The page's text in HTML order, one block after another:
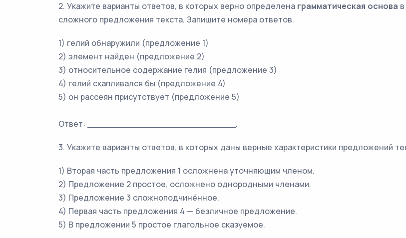
2. Укажите варианты ответов, в которых верно определена грамматическая основа
сложного предложения текста. Запишите номера ответов.
1) гелий обнаружили (предложение 1)
2) элемент найден (предложение 2)
3) относительное содержание гелия (предложение 3)
4) гелий скапливался бы (предложение 4)
5) он рассеян присутствует (предложение 5)
Ответ: ___________________________.
3. Укажите варианты ответов, в которых даны верные характеристики предложений
1) Вторая часть предложения 1 осложнена уточняющим членом.
2) Предложение 2 простое, осложнено однородными членами.
3) Предложение 3 сложноподчинённое.
4) Первая часть предложения 4 — безличное предложение.
5) В предложении 5 простое глагольное сказуемое.